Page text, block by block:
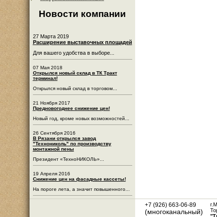
Новости компании
27 Марта 2019
Расширение выставочных площадей
Для вашего удобства в выборе...
07 Мая 2018
Открылся новый склад в ТК Тракт
терминал!
Открылся новый склад в торговом...
21 Ноября 2017
Предновогоднее снижение цен!
Новый год, кроме новых возможностей...
26 Сентября 2016
В Рязани открылся завод
"Технониколь" по производству
монтажной пены
Президент «ТехноНИКОЛЬ»...
19 Апреля 2016
Снижение цен на фасадные кассеты!
На пороге лета, а значит повышенного...
+7 (926) 663-06-89
(многоканальный)